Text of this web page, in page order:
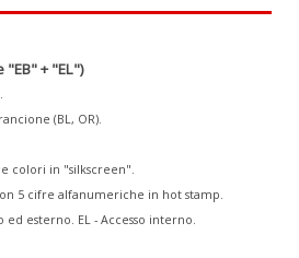
"EB" + "EL")
(BL, OR).
colori in "silkscreen".
5 cifre alfanumeriche in hot stamp.
ed esterno. EL - Accesso interno.